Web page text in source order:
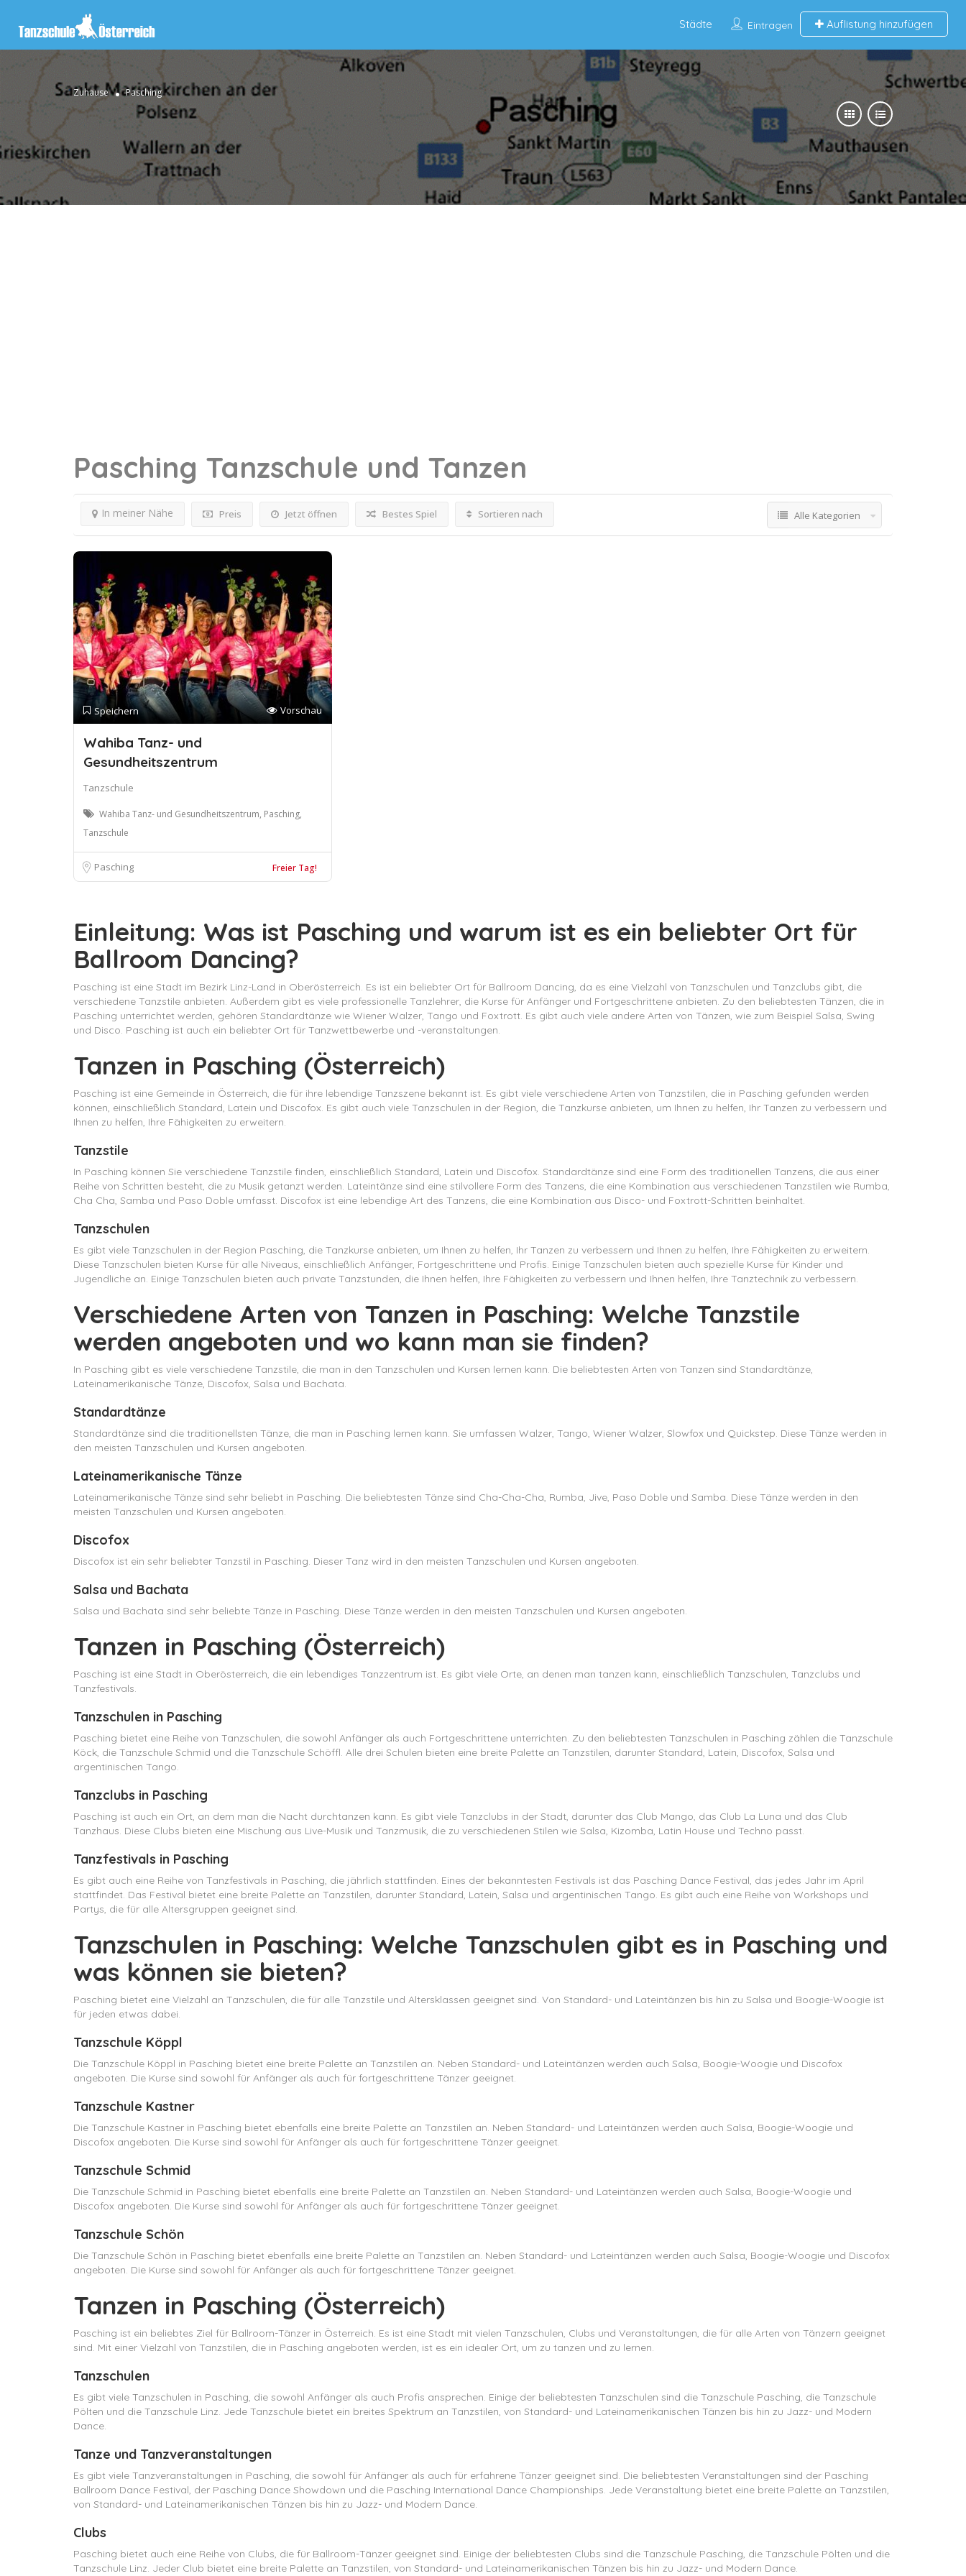
Eintragen Auflistung hinzufügen
Städte
Zuhause Pasching
Pasching Tanzschule und Tanzen
Preis Jetzt öffnen
In meiner Nähe Bestes Spiel Sortieren nach Alle Kategorien
Speichern Vorschau
Wahiba Tanz- und
Gesundheitszentrum
Tanzschule
Wahiba Tanz- und Gesundheitszentrum, Pasching,
Tanzschule
Pasching Freier Tag!
Einleitung: Was ist Pasching und warum ist es ein beliebter Ort für
Ballroom Dancing?
Pasching ist eine Stadt im Bezirk Linz-Land in Oberösterreich. Es ist ein beliebter Ort für Ballroom Dancing, da es eine Vielzahl von Tanzschulen und Tanzclubs gibt, die
verschiedene Tanzstile anbieten. Außerdem gibt es viele professionelle Tanzlehrer, die Kurse für Anfänger und Fortgeschrittene anbieten. Zu den beliebtesten Tänzen, die in
Pasching unterrichtet werden, gehören Standardtänze wie Wiener Walzer, Tango und Foxtrott. Es gibt auch viele andere Arten von Tänzen, wie zum Beispiel Salsa, Swing
und Disco. Pasching ist auch ein beliebter Ort für Tanzwettbewerbe und -veranstaltungen.
Tanzen in Pasching (Österreich)
Pasching ist eine Gemeinde in Österreich, die für ihre lebendige Tanzszene bekannt ist. Es gibt viele verschiedene Arten von Tanzstilen, die in Pasching gefunden werden
können, einschließlich Standard, Latein und Discofox. Es gibt auch viele Tanzschulen in der Region, die Tanzkurse anbieten, um Ihnen zu helfen, Ihr Tanzen zu verbessern und
Ihnen zu helfen, Ihre Fähigkeiten zu erweitern.
Tanzstile
In Pasching können Sie verschiedene Tanzstile finden, einschließlich Standard, Latein und Discofox. Standardtänze sind eine Form des traditionellen Tanzens, die aus einer
Reihe von Schritten besteht, die zu Musik getanzt werden. Lateintänze sind eine stilvollere Form des Tanzens, die eine Kombination aus verschiedenen Tanzstilen wie Rumba,
Cha Cha, Samba und Paso Doble umfasst. Discofox ist eine lebendige Art des Tanzens, die eine Kombination aus Disco- und Foxtrott-Schritten beinhaltet.
Tanzschulen
Es gibt viele Tanzschulen in der Region Pasching, die Tanzkurse anbieten, um Ihnen zu helfen, Ihr Tanzen zu verbessern und Ihnen zu helfen, Ihre Fähigkeiten zu erweitern.
Diese Tanzschulen bieten Kurse für alle Niveaus, einschließlich Anfänger, Fortgeschrittene und Profis. Einige Tanzschulen bieten auch spezielle Kurse für Kinder und
Jugendliche an. Einige Tanzschulen bieten auch private Tanzstunden, die Ihnen helfen, Ihre Fähigkeiten zu verbessern und Ihnen helfen, Ihre Tanztechnik zu verbessern.
Verschiedene Arten von Tanzen in Pasching: Welche Tanzstile
werden angeboten und wo kann man sie finden?
In Pasching gibt es viele verschiedene Tanzstile, die man in den Tanzschulen und Kursen lernen kann. Die beliebtesten Arten von Tanzen sind Standardtänze,
Lateinamerikanische Tänze, Discofox, Salsa und Bachata.
Standardtänze
Standardtänze sind die traditionellsten Tänze, die man in Pasching lernen kann. Sie umfassen Walzer, Tango, Wiener Walzer, Slowfox und Quickstep. Diese Tänze werden in
den meisten Tanzschulen und Kursen angeboten.
Lateinamerikanische Tänze
Lateinamerikanische Tänze sind sehr beliebt in Pasching. Die beliebtesten Tänze sind Cha-Cha-Cha, Rumba, Jive, Paso Doble und Samba. Diese Tänze werden in den
meisten Tanzschulen und Kursen angeboten.
Discofox
Discofox ist ein sehr beliebter Tanzstil in Pasching. Dieser Tanz wird in den meisten Tanzschulen und Kursen angeboten.
Salsa und Bachata
Salsa und Bachata sind sehr beliebte Tänze in Pasching. Diese Tänze werden in den meisten Tanzschulen und Kursen angeboten.
Tanzen in Pasching (Österreich)
Pasching ist eine Stadt in Oberösterreich, die ein lebendiges Tanzzentrum ist. Es gibt viele Orte, an denen man tanzen kann, einschließlich Tanzschulen, Tanzclubs und
Tanzfestivals.
Tanzschulen in Pasching
Pasching bietet eine Reihe von Tanzschulen, die sowohl Anfänger als auch Fortgeschrittene unterrichten. Zu den beliebtesten Tanzschulen in Pasching zählen die Tanzschule
Köck, die Tanzschule Schmid und die Tanzschule Schöffl. Alle drei Schulen bieten eine breite Palette an Tanzstilen, darunter Standard, Latein, Discofox, Salsa und
argentinischen Tango.
Tanzclubs in Pasching
Pasching ist auch ein Ort, an dem man die Nacht durchtanzen kann. Es gibt viele Tanzclubs in der Stadt, darunter das Club Mango, das Club La Luna und das Club
Tanzhaus. Diese Clubs bieten eine Mischung aus Live-Musik und Tanzmusik, die zu verschiedenen Stilen wie Salsa, Kizomba, Latin House und Techno passt.
Tanzfestivals in Pasching
Es gibt auch eine Reihe von Tanzfestivals in Pasching, die jährlich stattfinden. Eines der bekanntesten Festivals ist das Pasching Dance Festival, das jedes Jahr im April
stattfindet. Das Festival bietet eine breite Palette an Tanzstilen, darunter Standard, Latein, Salsa und argentinischen Tango. Es gibt auch eine Reihe von Workshops und
Partys, die für alle Altersgruppen geeignet sind.
Tanzschulen in Pasching: Welche Tanzschulen gibt es in Pasching und
was können sie bieten?
Pasching bietet eine Vielzahl an Tanzschulen, die für alle Tanzstile und Altersklassen geeignet sind. Von Standard- und Lateintänzen bis hin zu Salsa und Boogie-Woogie ist
für jeden etwas dabei.
Tanzschule Köppl
Die Tanzschule Köppl in Pasching bietet eine breite Palette an Tanzstilen an. Neben Standard- und Lateintänzen werden auch Salsa, Boogie-Woogie und Discofox
angeboten. Die Kurse sind sowohl für Anfänger als auch für fortgeschrittene Tänzer geeignet.
Tanzschule Kastner
Die Tanzschule Kastner in Pasching bietet ebenfalls eine breite Palette an Tanzstilen an. Neben Standard- und Lateintänzen werden auch Salsa, Boogie-Woogie und
Discofox angeboten. Die Kurse sind sowohl für Anfänger als auch für fortgeschrittene Tänzer geeignet.
Tanzschule Schmid
Die Tanzschule Schmid in Pasching bietet ebenfalls eine breite Palette an Tanzstilen an. Neben Standard- und Lateintänzen werden auch Salsa, Boogie-Woogie und
Discofox angeboten. Die Kurse sind sowohl für Anfänger als auch für fortgeschrittene Tänzer geeignet.
Tanzschule Schön
Die Tanzschule Schön in Pasching bietet ebenfalls eine breite Palette an Tanzstilen an. Neben Standard- und Lateintänzen werden auch Salsa, Boogie-Woogie und Discofox
angeboten. Die Kurse sind sowohl für Anfänger als auch für fortgeschrittene Tänzer geeignet.
Tanzen in Pasching (Österreich)
Pasching ist ein beliebtes Ziel für Ballroom-Tänzer in Österreich. Es ist eine Stadt mit vielen Tanzschulen, Clubs und Veranstaltungen, die für alle Arten von Tänzern geeignet
sind. Mit einer Vielzahl von Tanzstilen, die in Pasching angeboten werden, ist es ein idealer Ort, um zu tanzen und zu lernen.
Tanzschulen
Es gibt viele Tanzschulen in Pasching, die sowohl Anfänger als auch Profis ansprechen. Einige der beliebtesten Tanzschulen sind die Tanzschule Pasching, die Tanzschule
Pölten und die Tanzschule Linz. Jede Tanzschule bietet ein breites Spektrum an Tanzstilen, von Standard- und Lateinamerikanischen Tänzen bis hin zu Jazz- und Modern
Dance.
Tanze und Tanzveranstaltungen
Es gibt viele Tanzveranstaltungen in Pasching, die sowohl für Anfänger als auch für erfahrene Tänzer geeignet sind. Die beliebtesten Veranstaltungen sind der Pasching
Ballroom Dance Festival, der Pasching Dance Showdown und die Pasching International Dance Championships. Jede Veranstaltung bietet eine breite Palette an Tanzstilen,
von Standard- und Lateinamerikanischen Tänzen bis hin zu Jazz- und Modern Dance.
Clubs
Pasching bietet auch eine Reihe von Clubs, die für Ballroom-Tänzer geeignet sind. Einige der beliebtesten Clubs sind die Tanzschule Pasching, die Tanzschule Pölten und die
Tanzschule Linz. Jeder Club bietet eine breite Palette an Tanzstilen, von Standard- und Lateinamerikanischen Tänzen bis hin zu Jazz- und Modern Dance.